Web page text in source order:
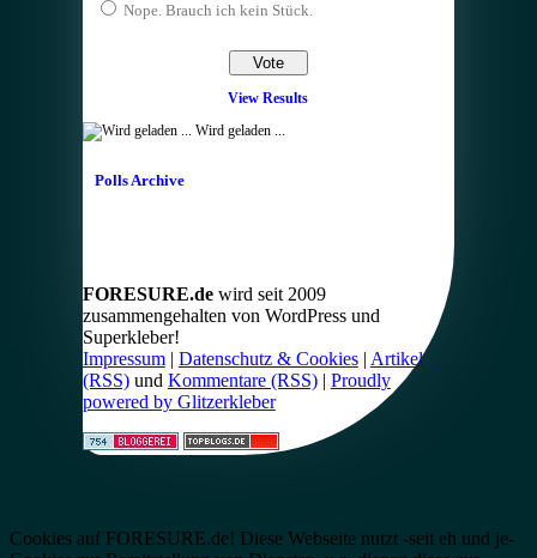
Nope. Brauch ich kein Stück.
View Results
Wird geladen ...
Polls Archive
FORESURE.dewird seit 2009
zusammengehalten von WordPress und
Superkleber!
Impressum| Datenschutz & Cookies| Artikel
(RSS)und Kommentare (RSS)| Proudly
powered by Glitzerkleber
Cookies auf FORESURE.de! Diese Webseite nutzt -seit eh und je-